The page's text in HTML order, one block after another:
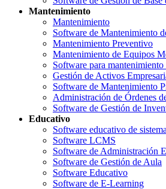
Mantenimiento
Mantenimiento
Software de Mantenimiento
Mantenimiento Preventivo
Mantenimiento de Equipos
Software para
Gestión de Activos
Software de Mantenimiento
Administración de Órdenes
Software de Gestión de
Educativo
Software educativo de
Software LCMS
Software de Administración
Software de Gestión de Aula
Software Educativo
Software de E-Learning